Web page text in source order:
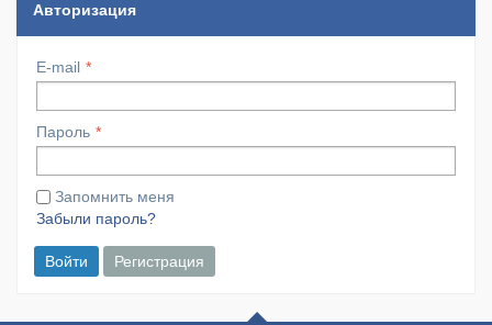
Авторизация
E-mail
Пароль
Запомнить меня
Забыли пароль?
Войти Регистрация